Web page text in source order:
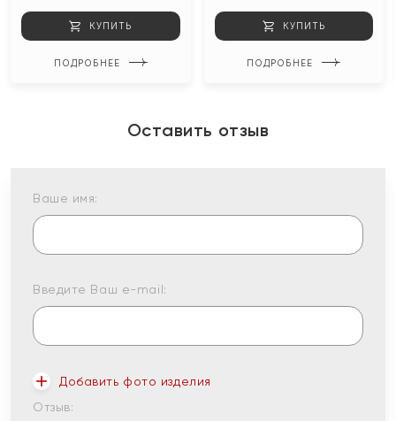
КУПИТЬ
ПОДРОБНЕЕ
КУПИТЬ
ПОДРОБНЕЕ
Оставить отзыв
Ваше имя:
Введите Ваш e-mail:
Добавить фото изделия
Отзыв: